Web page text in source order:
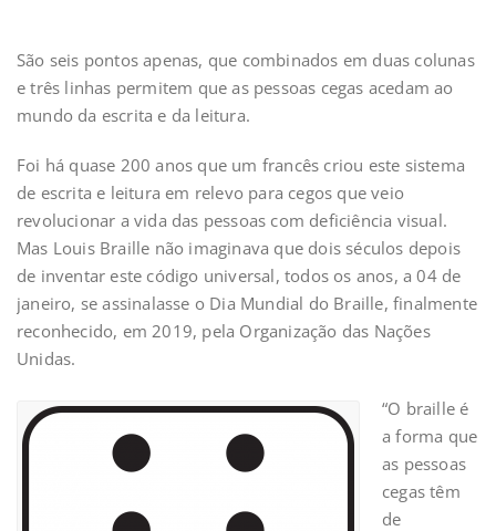
São seis pontos apenas, que combinados em duas colunas
e três linhas permitem que as pessoas cegas acedam ao
mundo da escrita e da leitura.
Foi há quase 200 anos que um francês criou este sistema
de escrita e leitura em relevo para cegos que veio
revolucionar a vida das pessoas com deficiência visual.
Mas Louis Braille não imaginava que dois séculos depois
de inventar este código universal, todos os anos, a 04 de
janeiro, se assinalasse o Dia Mundial do Braille, finalmente
reconhecido, em 2019, pela Organização das Nações
Unidas.
“O braille é
a forma que
as pessoas
cegas têm
de